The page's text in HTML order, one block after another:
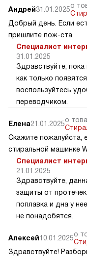
Андрей31.01.2025о
Добрый день. Если
пришлите пож-ста.
Специалист
31.01.2025
Здравствуйте,
как только
воспользуйтесь
переводчиком.
Елена21.01.2025о
Скажите пожалуйста,
стиральной машинке
Специалист
21.01.2025
Здравствуйте,
защиты от
поплавка и дна у
не понадобятся.
Алексей10.01.2025о
Здравствуйте!